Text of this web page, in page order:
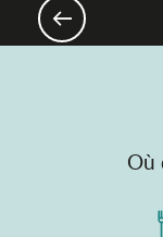
Où